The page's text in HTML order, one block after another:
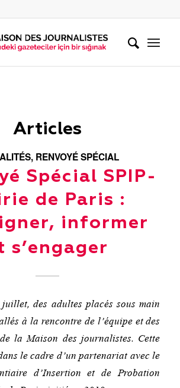
Articles
, RENVOYÉ SPÉCIAL
Spécial SPIP-
de Paris :
informer
s’engager
des adultes placés sous main
à la rencontre de l’équipe et des
la Maison des journalistes. Cette
le cadre d’un partenariat avec le
d’Insertion et de Probation